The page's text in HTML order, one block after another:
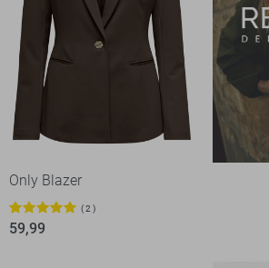
Only Blazer
2
59,99